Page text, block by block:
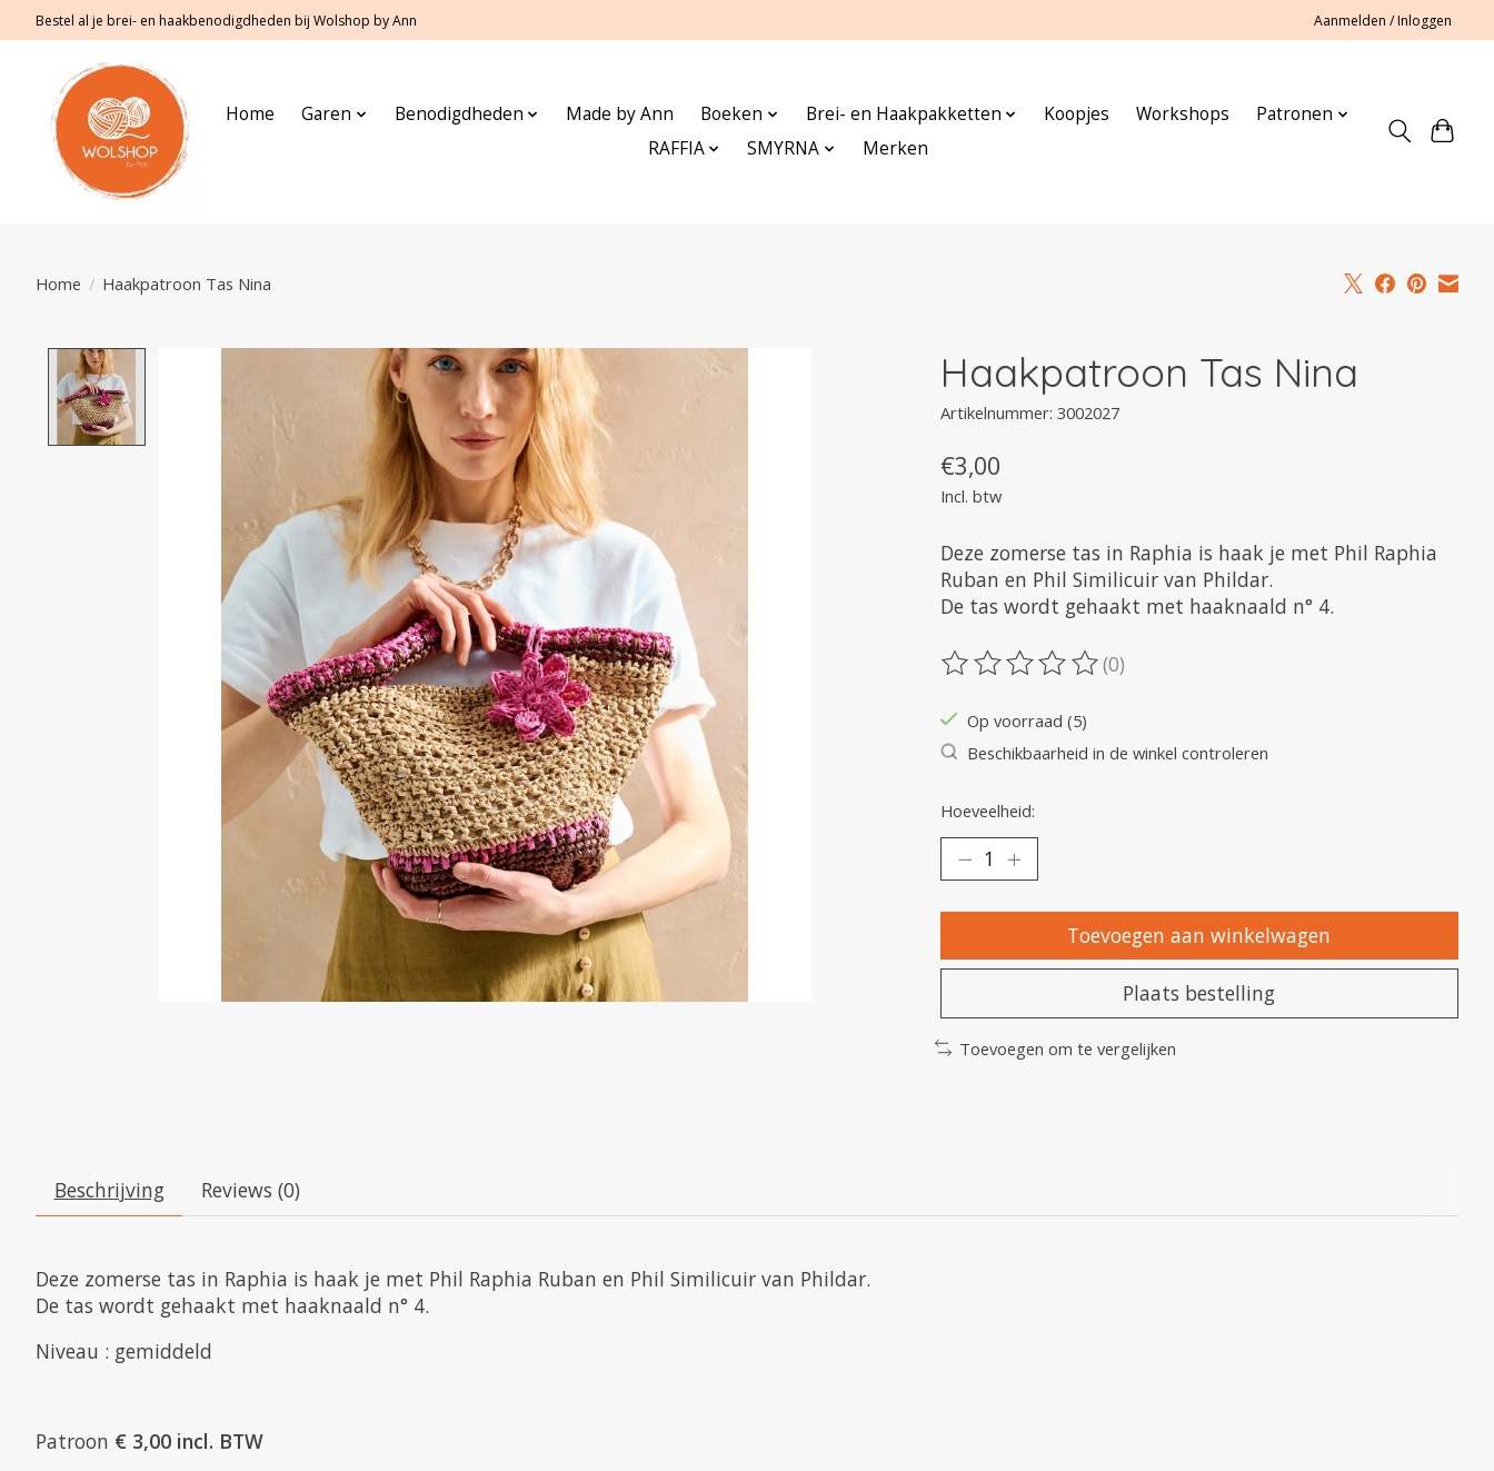
Bestel al je brei- en haakbenodigdheden bij Wolshop by Ann Aanmelden / Inloggen
Home Garen Benodigdheden Made by Ann Boeken Brei- en Haakpakketten Koopjes Workshops
Patronen
RAFFIA
SMYRNA Merken
Home / Haakpatroon Tas Nina
Product image slideshow Items Haakpatroon Tas Nina
Artikelnummer: 3002027
€3,00
Incl. btw
Deze zomerse tas in Raphia is haak je met Phil Raphia
Ruban en Phil Similicuir van Phildar.
De tas wordt gehaakt met haaknaald n° 4.
De beoordeling van dit product is
(0)
Op voorraad (5)
Beschikbaarheid in de winkel controleren
Hoeveelheid:
Toevoegen aan winkelwagen
Plaats bestelling
Toevoegen om te vergelijken
Beschrijving Reviews (0)
Deze zomerse tas in Raphia is haak je met Phil Raphia Ruban en Phil Similicuir van Phildar.
De tas wordt gehaakt met haaknaald n° 4.
Niveau : gemiddeld
Patroon € 3,00 incl. BTW